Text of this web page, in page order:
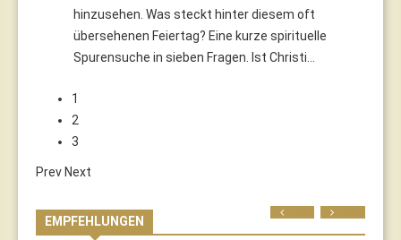
hinzusehen. Was steckt hinter diesem oft
übersehenen Feiertag? Eine kurze spirituelle
Spurensuche in sieben Fragen. Ist Christi…
1
2
3
PrevNext
EMPFEHLUNGEN